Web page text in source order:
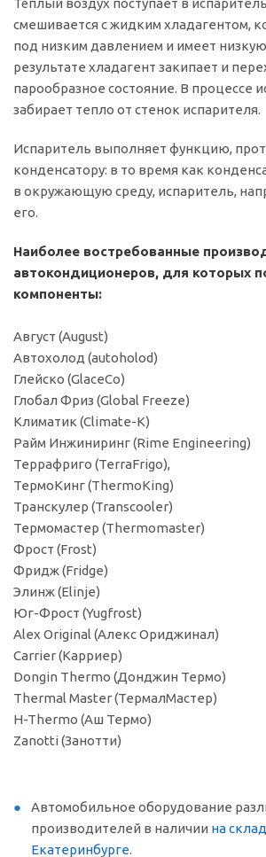
Тёплый воздух поступает в
смешивается с жидким хладагентом,
под низким давлением и имеет
результате хладагент закипает и
парообразное состояние. В процессе
забирает тепло от стенок испарителя.
Испаритель выполняет функцию,
конденсатору: в то время как
в окружающую среду, испаритель,
его.
Наиболее востребованные
автокондиционеров, для которых
компоненты:
Август (August)
Автохолод (autoholod)
Глейско (GlaceCo)
Глобал Фриз (Global Freeze)
Климатик (Climate-K)
Райм Инжиниринг (Rime Engineering)
Террафриго (TerraFrigo),
ТермоКинг (ThermoKing)
Транскулер (Transcooler)
Термомастер (Thermomaster)
Фрост (Frost)
Фридж (Fridge)
Элинж (Elinje)
Юг-Фрост (Yugfrost)
Alex Original (Алекс Ориджинал)
Carrier (Карриер)
Dongin Thermo (Донджин Термо)
Thermal Master (ТермалМастер)
H-Thermo (Аш Термо)
Zanotti (Занотти)
Автомобильное оборудование
производителей в наличии на
Екатеринбурге.